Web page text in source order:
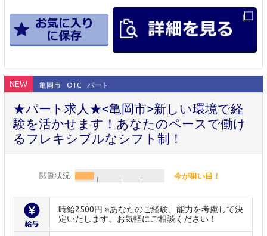
NEW 亀岡市 OTC パート
★パート求人★<亀岡市>新しい環境で経
験を活かせます！あなたのペースで働け
るフレキシブルなシフト制！
閲覧状況 今が狙い目！
時給2500円 ※あなたのご経験、能力を考慮して決
定いたします。お気軽にご相談ください！